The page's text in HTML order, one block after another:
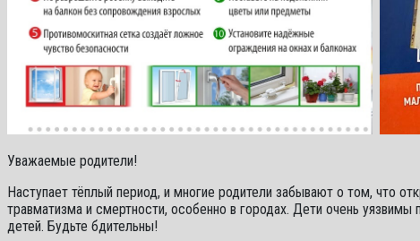
Уважаемые родители!
Наступает тёплый период, и многие родители забывают о том, что
травматизма и смертности, особенно в городах. Дети очень
детей. Будьте бдительны!